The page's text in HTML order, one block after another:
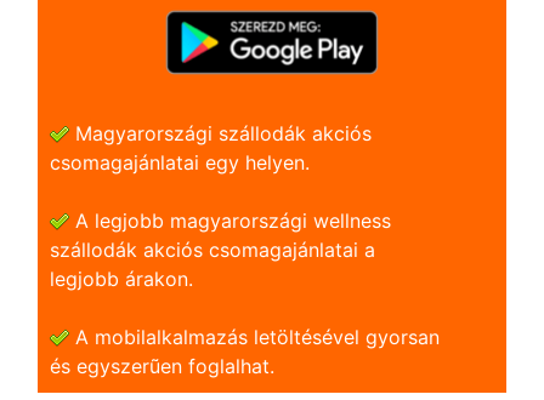
Magyarországi szállodák akciós
csomagajánlatai egy helyen.
A legjobb magyarországi wellness
szállodák akciós csomagajánlatai a
legjobb árakon.
A mobilalkalmazás letöltésével gyorsan
és egyszerũen foglalhat.